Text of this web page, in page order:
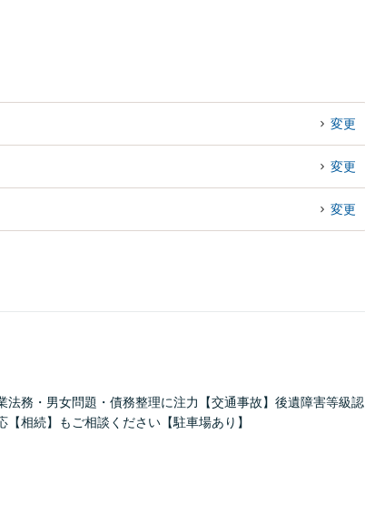
変更
変更
変更
務・男女問題・債務整理に注力【交通事故】後遺障害等級認
相続】もご相談ください【駐車場あり】